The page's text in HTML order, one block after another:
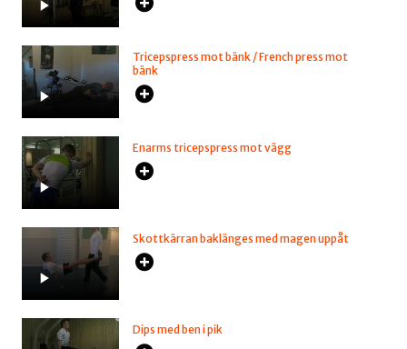
Tricepspress mot bänk / French press mot
bänk
Enarms tricepspress mot vägg
Skottkärran baklänges med magen uppåt
Dips med ben i pik